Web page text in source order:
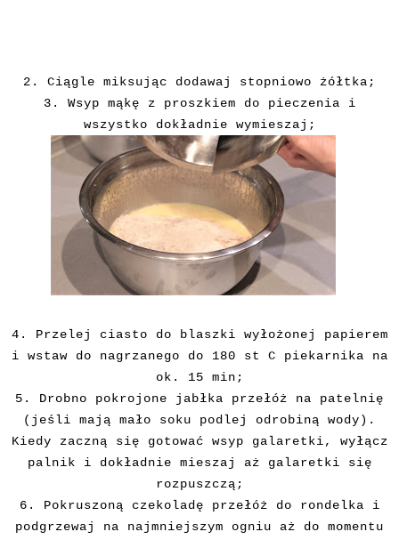
2. Ciągle miksując dodawaj stopniowo żółtka;
3. Wsyp mąkę z proszkiem do pieczenia i
wszystko dokładnie wymieszaj;
4. Przelej ciasto do blaszki wyłożonej papierem
i wstaw do nagrzanego do 180 st C piekarnika na
ok. 15 min;
5. Drobno pokrojone jabłka przełóż na patelnię
(jeśli mają mało soku podlej odrobiną wody).
Kiedy zaczną się gotować wsyp galaretki, wyłącz
palnik i dokładnie mieszaj aż galaretki się
rozpuszczą;
6. Pokruszoną czekoladę przełóż do rondelka i
podgrzewaj na najmniejszym ogniu aż do momentu